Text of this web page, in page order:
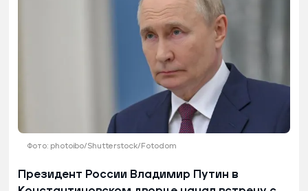
Фото: photoibo/Shutterstock/Fotodom
Президент России Владимир Путин в